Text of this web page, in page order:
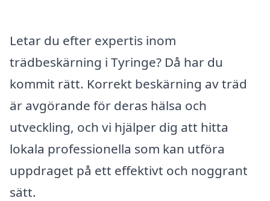
Letar du efter expertis inom
trädbeskärning i Tyringe? Då har du
kommit rätt. Korrekt beskärning av träd
är avgörande för deras hälsa och
utveckling, och vi hjälper dig att hitta
lokala professionella som kan utföra
uppdraget på ett effektivt och noggrant
sätt.